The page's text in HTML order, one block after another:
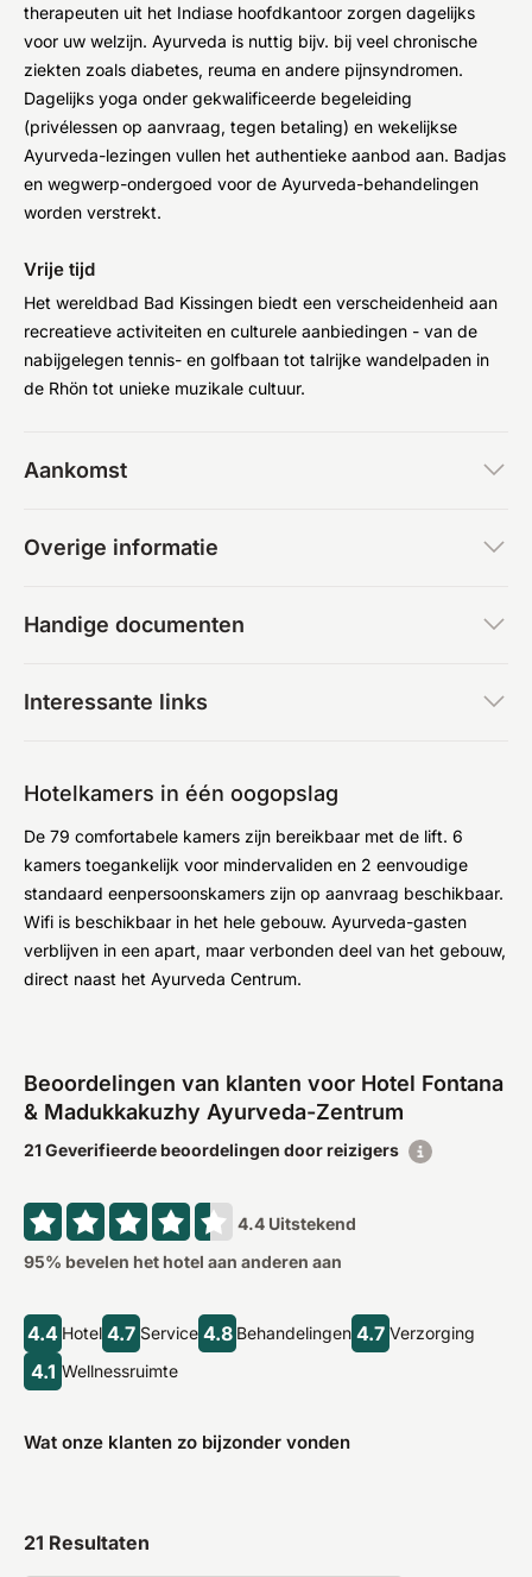
therapeuten uit het Indiase hoofdkantoor zorgen dagelijks
voor uw welzijn. Ayurveda is nuttig bijv. bij veel chronische
ziekten zoals diabetes, reuma en andere pijnsyndromen.
Dagelijks yoga onder gekwalificeerde begeleiding
(privélessen op aanvraag, tegen betaling) en wekelijkse
Ayurveda-lezingen vullen het authentieke aanbod aan. Badjas
en wegwerp-ondergoed voor de Ayurveda-behandelingen
worden verstrekt.
Vrije tijd
Het wereldbad Bad Kissingen biedt een verscheidenheid aan
recreatieve activiteiten en culturele aanbiedingen - van de
nabijgelegen tennis- en golfbaan tot talrijke wandelpaden in
de Rhön tot unieke muzikale cultuur.
Aankomst
Overige informatie
Handige documenten
Interessante links
Hotelkamers in één oogopslag
De 79 comfortabele kamers zijn bereikbaar met de lift. 6
kamers toegankelijk voor mindervaliden en 2 eenvoudige
standaard eenpersoonskamers zijn op aanvraag beschikbaar.
Wifi is beschikbaar in het hele gebouw. Ayurveda-gasten
verblijven in een apart, maar verbonden deel van het gebouw,
direct naast het Ayurveda Centrum.
Beoordelingen van klanten voor Hotel Fontana
& Madukkakuzhy Ayurveda-Zentrum
21 Geverifieerde beoordelingen door reizigers
4.4 Uitstekend
95% bevelen het hotel aan anderen aan
4.4 Hotel 4.7 Service 4.8 Behandelingen 4.7 Verzorging
4.1 Wellnessruimte
Wat onze klanten zo bijzonder vonden
21 Resultaten